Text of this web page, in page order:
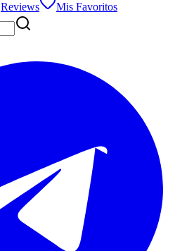
Reviews Mis Favoritos